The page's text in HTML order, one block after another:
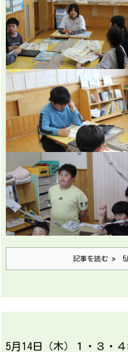
記事を読む 5
5月14日（木）１・３・